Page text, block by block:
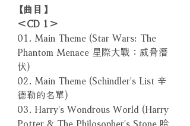
【曲目】
＜CD 1＞
01. Main Theme (Star Wars: The
Phantom Menace 星際大戰：威脅潛
伏)
02. Main Theme (Schindler's List 辛
德勒的名單)
03. Harry's Wondrous World (Harry
Potter & The Philosopher's Stone 哈